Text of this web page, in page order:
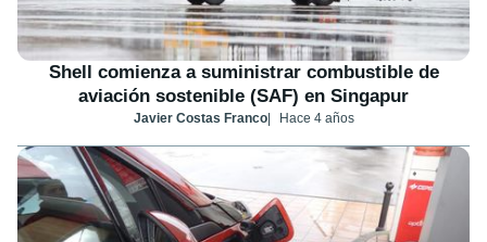
Shell comienza a suministrar combustible de
aviación sostenible (SAF) en Singapur
Javier Costas Franco Hace 4 años